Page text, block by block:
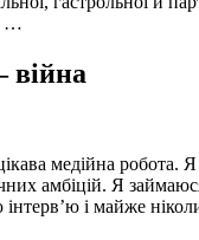
…
медійна робота.
амбіцій. Я
інтерв’ю і майже